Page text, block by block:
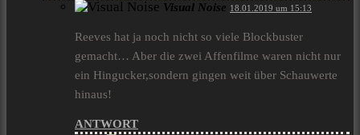
Visual Noise 18.01.2019 um 15:13
Reeves hat ja noch nicht so viele Blockbuster
gemacht… Aber die zwei Affenfilme waren nicht nur
ein Hingucker,sondern gingen weit über Schauwerte
hinaus!
ANTWORT